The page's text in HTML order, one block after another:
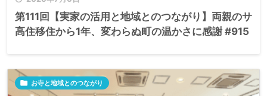
第111回【実家の活用と地域とのつながり】両親のサ
高住移住から1年、変わらぬ町の温かさに感謝 #915
 お寺と地域とのつながり